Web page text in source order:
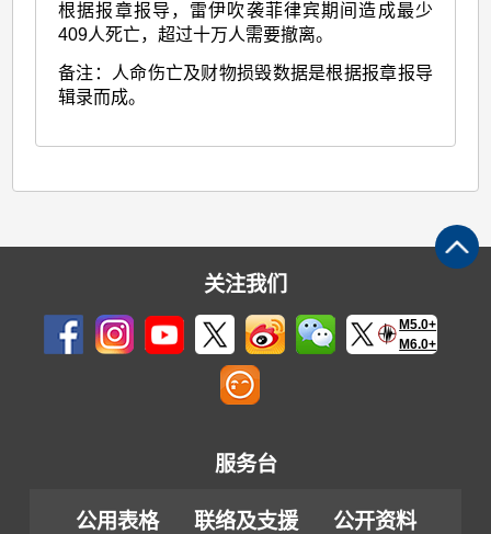
根据报章报导，雷伊吹袭菲律宾期间造成最少
409人死亡，超过十万人需要撤离。
备注：人命伤亡及财物损毁数据是根据报章报导
辑录而成。
关注我们
M5.0+
M6.0+
服务台
公用表格 联络及支援
公开资料